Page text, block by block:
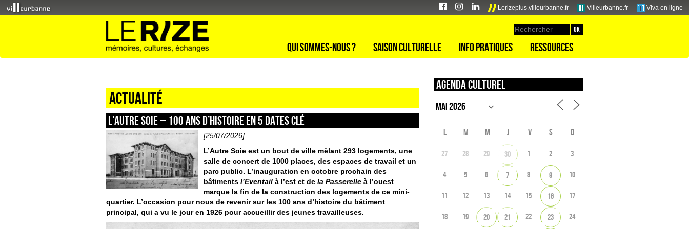
Lerizeplus.villeurbanne.fr Villeurbanne.fr Viva en ligne
Qui sommes-nous ? Saison culturelle Info pratiques Ressources
Actualité
L’AUTRE SOIE – 100 ans d’histoire en 5 dates clé
[25/07/2026]
L’Autre Soie est un bout de ville mêlant 293 logements, une
salle de concert de 1000 places, des espaces de travail et un
parc public. L’inauguration en octobre prochain des
bâtiments l’Eventailà l’est et de la Passerelleà l’ouest
marque la fin de la construction des logements de ce mini-
quartier. L’occasion pour nous de revenir sur les 100 ans d’histoire du bâtiment
principal, qui a vu le jour en 1926 pour accueillir des jeunes travailleuses.
Agenda culturel
L M M J V S D
27 28 29 30 1 2 3
4 5 6 7 8 9 10
11 12 13 14 15 16 17
18 19 20 21 22 23 24